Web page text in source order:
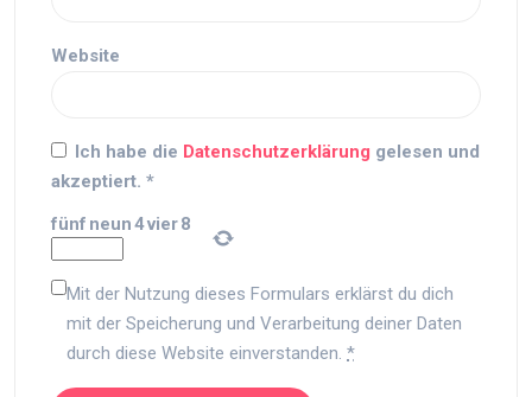
Website
Ich habe die Datenschutzerklärung gelesen und
akzeptiert. *
fünf neun4vier8
Mit der Nutzung dieses Formulars erklärst du dich
mit der Speicherung und Verarbeitung deiner Daten
durch diese Website einverstanden. *